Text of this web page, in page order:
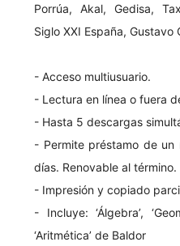
Porrúa, Akal, Gedisa,
Siglo XXI España, Gustavo
- Acceso multiusuario.
- Lectura en línea o fuera
- Hasta 5 descargas
- Permite préstamo de
días. Renovable al término.
- Impresión y copiado
- Incluye: ‘Álgebra’,
‘Aritmética’ de Baldor